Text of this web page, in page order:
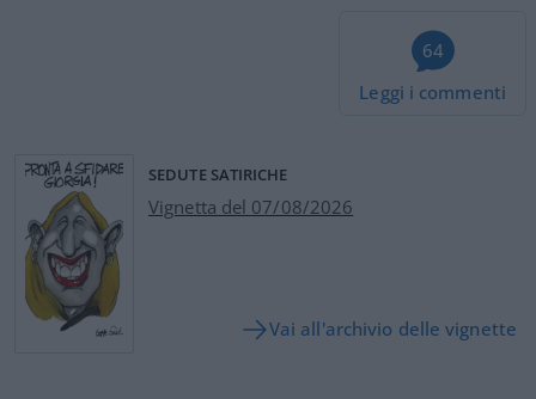
64
Leggi i commenti
SEDUTE SATIRICHE
Vignetta del 07/08/2026
Vai all'archivio delle vignette